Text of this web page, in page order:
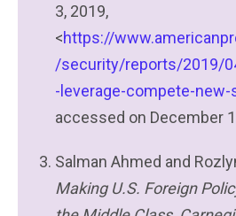
3, 2019,
<https://
/security/reports/2019/
-leverage-compete-
accessed on December
Salman Ahmed and
Making U.S. Foreign